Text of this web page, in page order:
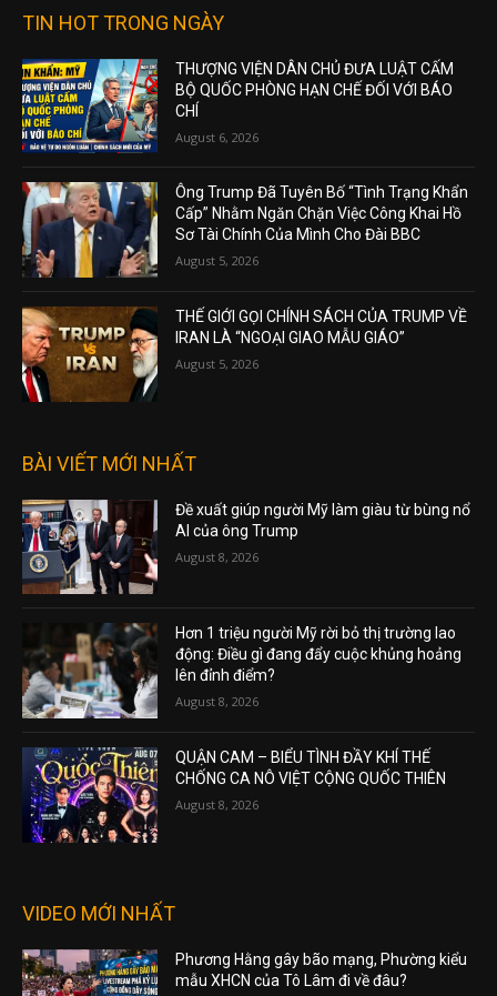
TIN HOT TRONG NGÀY
THƯỢNG VIỆN DÂN CHỦ ĐƯA LUẬT CẤM
BỘ QUỐC PHÒNG HẠN CHẾ ĐỐI VỚI BÁO
CHÍ
August 6, 2026
Ông Trump Đã Tuyên Bố “Tình Trạng Khẩn
Cấp” Nhằm Ngăn Chặn Việc Công Khai Hồ
Sơ Tài Chính Của Mình Cho Đài BBC
August 5, 2026
THẾ GIỚI GỌI CHÍNH SÁCH CỦA TRUMP VỀ
IRAN LÀ “NGOẠI GIAO MẪU GIÁO”
August 5, 2026
BÀI VIẾT MỚI NHẤT
Đề xuất giúp người Mỹ làm giàu từ bùng nổ
AI của ông Trump
August 8, 2026
Hơn 1 triệu người Mỹ rời bỏ thị trường lao
động: Điều gì đang đẩy cuộc khủng hoảng
lên đỉnh điểm?
August 8, 2026
QUẬN CAM – BIỂU TÌNH ĐẦY KHÍ THẾ
CHỐNG CA NÔ VIỆT CỘNG QUỐC THIÊN
August 8, 2026
VIDEO MỚI NHẤT
Phương Hằng gây bão mạng, Phường kiểu
mẫu XHCN của Tô Lâm đi về đâu?